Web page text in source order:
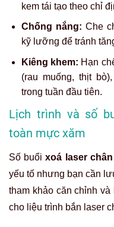
kem tái tạo theo chỉ
Chống nắng: Che
kỹ lưỡng để tránh
Kiêng khem: Hạn
(rau muống, thịt
trong tuần đầu tiên.
Lịch trình và số
toàn mực xăm
Số buổixoá laser
yếu tố nhưng bạn cần
tham khảo căn chỉnh
cho liệu trình bắn laser